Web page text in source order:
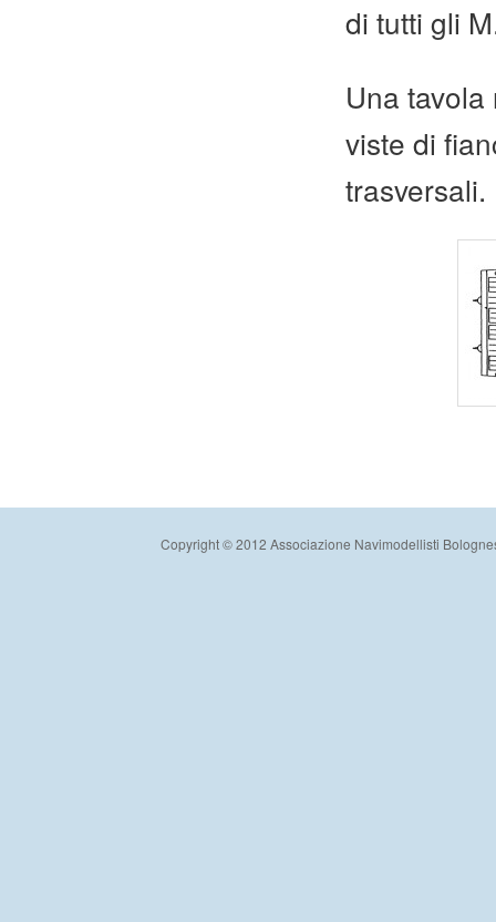
di tutti gli
Una
viste di
trasversali.
Copyright © 2012 Associazione Navimodellisti